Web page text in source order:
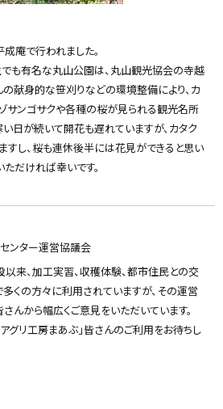
庵で行われました。
も有名な丸山公園は、丸山観光協会の寺越
献身的な笹刈りなどの環境整備により、カ
サンゴサクや各種の桜が見られる観光名所
い日が続いて開花も遅れていますが、カタク
すし、桜も連休後半には花見ができると思い
だければ幸いです。
ンター運営協議会
来、加工実習、収穫体験、都市住民との交
多くの方々に利用されていますが、その運営
んから幅広くご意見をいただいています。
グリ工房まあぶ」皆さんのご利用をお待ちし